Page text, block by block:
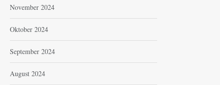
November 2024
Oktober 2024
September 2024
August 2024